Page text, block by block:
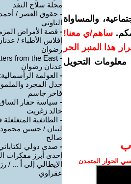
والمساواة
ساهم/ي معنا!
هذا المنبر الحر
معلومات التحويل
الحوار المتمدن
مجلة سلاح النقد
- حقوق العصر / أحمد
التاوتي
- قصة الأمراض
إفلاس الأطباء /
رضوان
-
عدنان رضوان
- العولمة الرأسمالية:
جدل المجرد
فاخر جاسم
- سياسة حفار
خالد زغريت
- الطائفية
لبنان / حسين محمود
صالح
- صدى دولي
إحدى أبرز مفكرات
الإيطالي إلى أ ... /
عقراوي